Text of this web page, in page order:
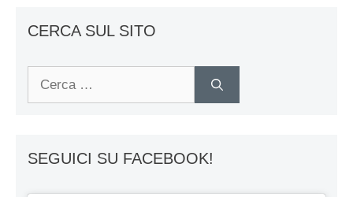
CERCA SUL SITO
Ricerca
SEGUICI SU FACEBOOK!